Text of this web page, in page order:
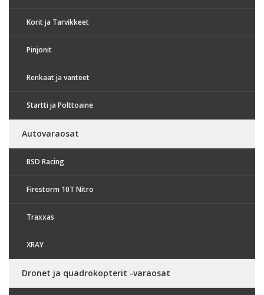
Korit ja Tarvikkeet
Pinjonit
Renkaat ja vanteet
Startti ja Polttoaine
Autovaraosat
BSD Racing
Firestorm 10T Nitro
Traxxas
XRAY
Dronet ja quadrokopterit -varaosat